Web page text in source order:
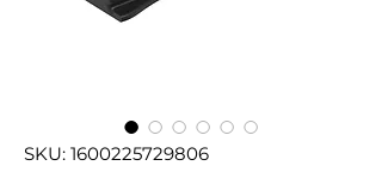
SKU: 1600225729806